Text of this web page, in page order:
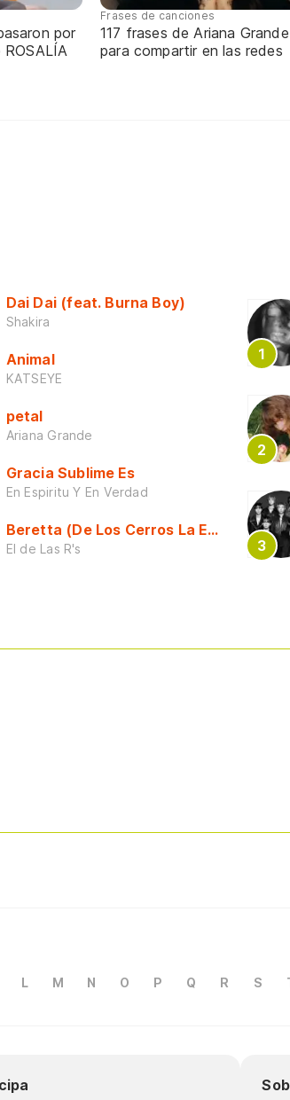
por
Frases de canciones
117 frases de Ariana Grande
para compartir en las redes
Dai Dai (feat. Burna Boy)
Shakira
Animal
KATSEYE
petal
Ariana Grande
Gracia Sublime Es
En Espiritu Y En Verdad
Beretta (De Los Cerros La Escuela)
El de Las R's
L M N O P Q R S